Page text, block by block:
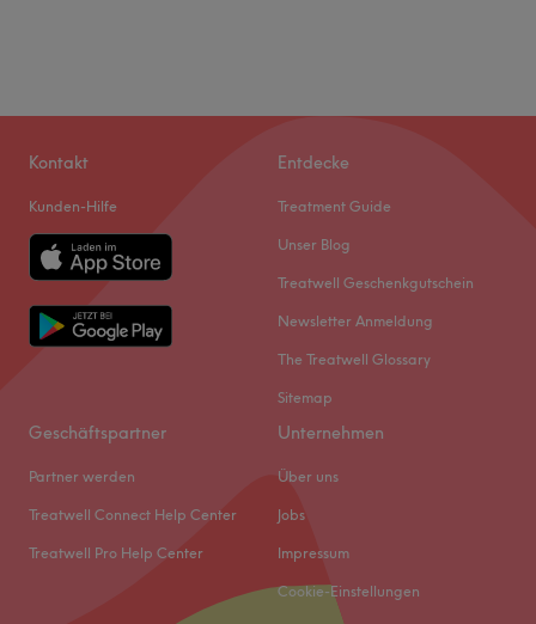
Kontakt
Kunden-Hilfe
Entdecke
Treatment Guide
Unser Blog
Treatwell Geschenkgutschein
Newsletter Anmeldung
The Treatwell Glossary
Sitemap
Geschäftspartner
Partner werden
Treatwell Connect Help Center
Treatwell Pro Help Center
Unternehmen
Über uns
Jobs
Impressum
Cookie-Einstellungen